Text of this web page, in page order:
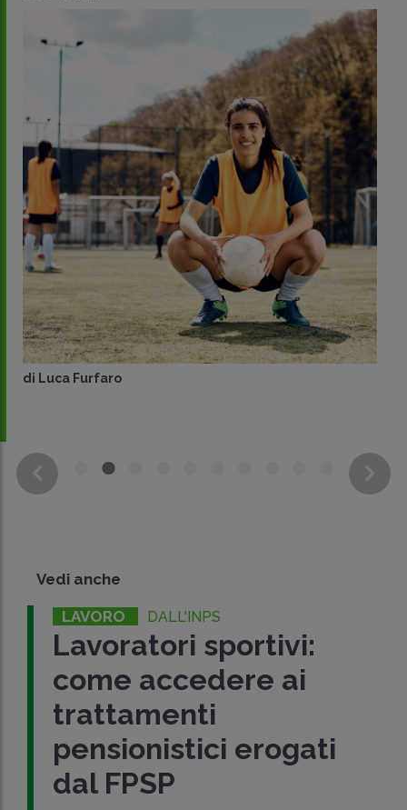
di Luca Furfaro
Vedi anche
LAVORO DALL'INPS
Lavoratori sportivi:
come accedere ai
trattamenti
pensionistici erogati
dal FPSP